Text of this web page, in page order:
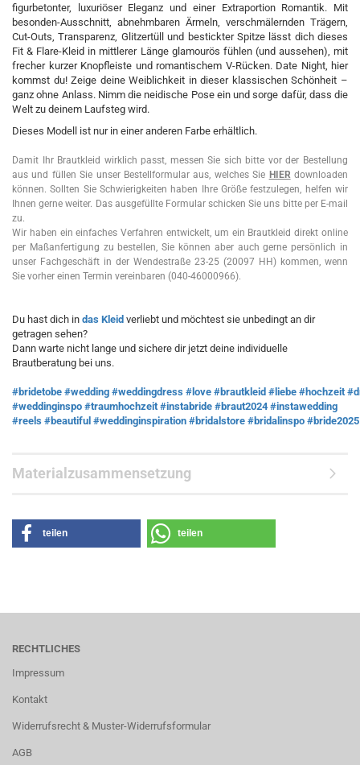
figurbetonter, luxuriöser Eleganz und einer Extraportion Romantik. Mit
besonden-Ausschnitt, abnehmbaren Ärmeln, verschmälernden Trägern,
Cut-Outs, Transparenz, Glitzertüll und bestickter Spitze lässt dich dieses
Fit & Flare-Kleid in mittlerer Länge glamourös fühlen (und aussehen), mit
frecher kurzer Knopfleiste und romantischem V-Rücken. Date Night, hier
kommst du! Zeige deine Weiblichkeit in dieser klassischen Schönheit –
ganz ohne Anlass. Nimm die neidische Pose ein und sorge dafür, dass die
Welt zu deinem Laufsteg wird.
Dieses Modell ist nur in einer anderen Farbe erhältlich.
Damit Ihr Brautkleid wirklich passt, messen Sie sich bitte vor der Bestellung
aus und füllen Sie unser Bestellformular aus, welches Sie HIER downloaden
können. Sollten Sie Schwierigkeiten haben Ihre Größe festzulegen, helfen wir
Ihnen gerne weiter. Das ausgefüllte Formular schicken Sie uns bitte per E-mail
zu.
Wir haben ein einfaches Verfahren entwickelt, um ein Brautkleid direkt online
per Maßanfertigung zu bestellen, Sie können aber auch gerne persönlich in
unser Fachgeschäft in der Wendestraße 23-25 (20097 HH) kommen, wenn
Sie vorher einen Termin vereinbaren (040-46000966).
Du hast dich in das Kleid verliebt und möchtest sie unbedingt an dir
getragen sehen?
Dann warte nicht lange und sichere dir jetzt deine individuelle
Brautberatung bei uns.
#bridetobe #wedding #weddingdress #love #brautkleid #liebe #hochzeit
#weddinginspo #traumhochzeit #instabride #braut2024 #instawedding
#reels #beautiful #weddinginspiration #bridalstore #bridalinspo #bride2025
Materialzusammensetzung
teilen teilen
RECHTLICHES
Impressum
Kontakt
Widerrufsrecht & Muster-Widerrufsformular
AGB